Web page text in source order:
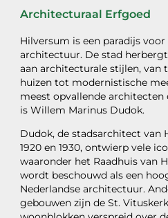
Architecturaal Erfgoed
Hilversum is een paradijs
architectuur. De stad
aan architecturale stijlen, van
huizen tot modernistische
meest opvallende architecten
is Willem Marinus Dudok.
Dudok, de stadsarchitect van
1920 en 1930, ontwierp vele
waaronder het Raadhuis van
wordt beschouwd als een
Nederlandse architectuur.
gebouwen zijn de St.